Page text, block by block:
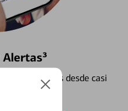
sus finanzas desde casi